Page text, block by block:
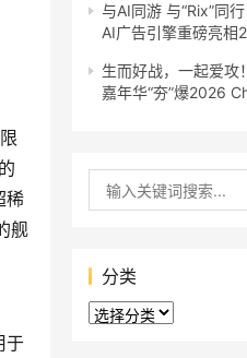
稀
舰
于
与AI同游 与“Rix”同
AI广告引擎重磅亮相
生而好战，一起爱攻
嘉年华“夯”爆2026
分类
分